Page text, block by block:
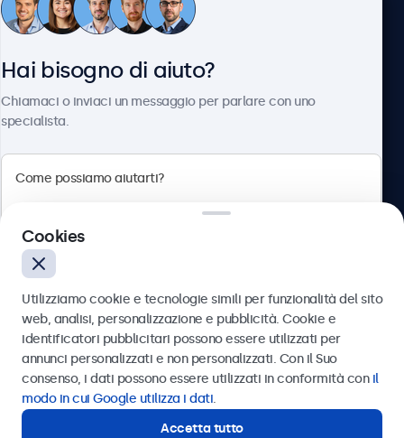
Servizio Clienti
Italiano
Hai bisogno di aiuto?
Chiamaci o inviaci un messaggio per parlare con uno
specialista.
Inviare
Oppure chiamaci al
Cookies
Utilizziamo cookie e tecnologie simili per funzionalità del sito
web, analisi, personalizzazione e pubblicità. Cookie e
identificatori pubblicitari possono essere utilizzati per
annunci personalizzati e non personalizzati. Con il Suo
consenso, i dati possono essere utilizzati in conformità con il
modo in cui Google utilizza i dati.
Accetta tutto